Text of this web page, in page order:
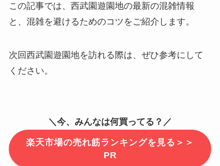
この記事では、西武園遊園地の最新の混雑情報
と、混雑を避けるためのコツをご紹介します。
次回西武園遊園地を訪れる際は、ぜひ参考にして
ください。
＼今、みんなは何買ってる？／
楽天市場の売れ筋ランキングを見る＞＞
PR